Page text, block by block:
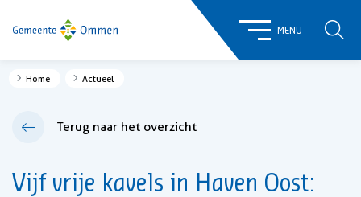
MENU
Home Actueel
Terug naar het overzicht
Vijf vrije kavels in Haven Oost: